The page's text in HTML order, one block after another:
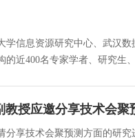
学信息资源研究中心、武汉
近400名专家学者、研究生
授应邀分享技术会聚
享技术会聚预测方面的研